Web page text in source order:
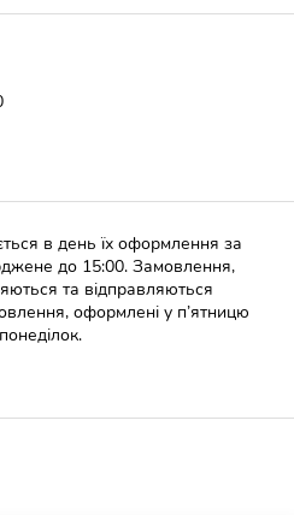
в день їх оформлення за
до 15:00. Замовлення,
та відправляються
оформлені у п’ятницю